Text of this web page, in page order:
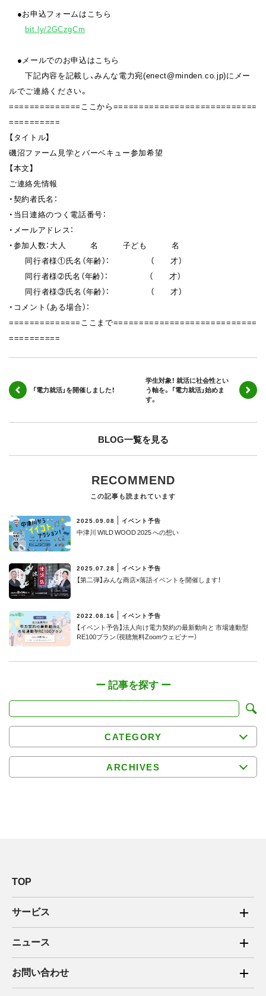
●お申込フォームはこちら
bit.ly/2GCzgCm
●メールでのお申込はこちら
下記内容を記載し、みんな電力宛(enect@minden.co.jp)にメー
ルでご連絡ください。
==============ここから============================
==========
【タイトル】
磯沼ファーム見学とバーベキュー参加希望
【本文】
ご連絡先情報
・契約者氏名：
・当日連絡のつく電話番号：
・メールアドレス：
・参加人数：大人 名 子ども 名
同行者様①氏名（年齢）： （ 才）
同行者様➁氏名（年齢）： （ 才）
同行者様③氏名（年齢）： （ 才）
・コメント（ある場合）：
==============ここまで============================
==========
「電力就活」を開催しました！
学生対象！ 就活に社会性とい
う軸を。 「電力就活」始めま
す。
BLOG一覧を見る
RECOMMEND
この記事も読まれています
2025.09.08 イベント予告
中津川 WILD WOOD 2025 への想い
2025.07.28 イベント予告
【第二弾】みんな商店×落語イベントを開催します！
2022.08.16 イベント予告
【イベント予告】法人向け電力契約の最新動向と 市場連動型
RE100プラン（視聴無料Zoomウェビナー）
CATEGORY
ARCHIVES
TOP
サービス
ご家庭向け電力サービス
法人向け脱炭素サービス
ニュース
2025年
2024年
お問い合わせ